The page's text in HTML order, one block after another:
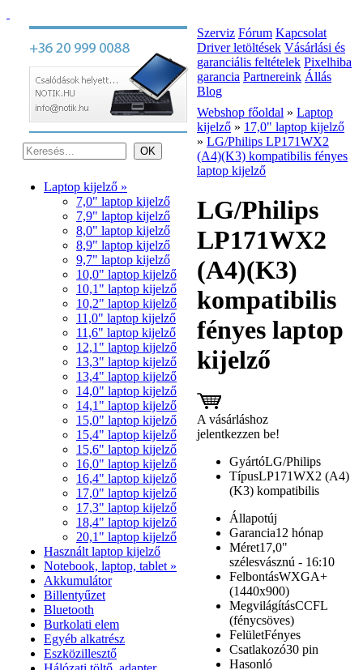
Laptop kijelző »
7,0" laptop kijelző
7,9" laptop kijelző
8,0" laptop kijelző
8,9" laptop kijelző
9,7" laptop kijelző
10,0" laptop kijelző
10,1" laptop kijelző
10,2" laptop kijelző
11,0" laptop kijelző
11,6" laptop kijelző
12,1" laptop kijelző
13,3" laptop kijelző
13,4" laptop kijelző
14,0" laptop kijelző
14,1" laptop kijelző
15,0" laptop kijelző
15,4" laptop kijelző
15,6" laptop kijelző
16,0" laptop kijelző
16,4" laptop kijelző
17,0" laptop kijelző
17,3" laptop kijelző
18,4" laptop kijelző
20,1" laptop kijelző
Használt laptop kijelző
Notebook, laptop, tablet »
Akkumulátor
Billentyűzet
Bluetooth
Burkolati elem
Egyéb alkatrész
Eszközillesztő
Szerviz Fórum Kapcsolat
Driver letöltések Vásárlási és
garanciális feltételek Pixelhiba
garancia Partnereink Állás
Blog
Webshop főoldal » Laptop
kijelző » 17,0" laptop kijelző
» LG/Philips LP171WX2
(A4)(K3) kompatibilis fényes
laptop kijelző
LG/Philips
LP171WX2
(A4)(K3)
kompatibilis
fényes laptop
kijelző
A vásárláshoz
jelentkezzen be!
GyártóLG/Philips
TípusLP171WX2 (A4)
(K3) kompatibilis
Állapotúj
Garancia12 hónap
Méret17,0"
szélesvásznú - 16:10
FelbontásWXGA+
(1440x900)
MegvilágításCCFL
(fénycsöves)
FelületFényes
Csatlakozó30 pin
Hasonló